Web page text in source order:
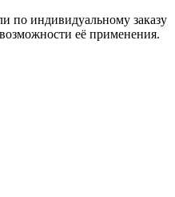
по индивидуальному заказу
её применения.